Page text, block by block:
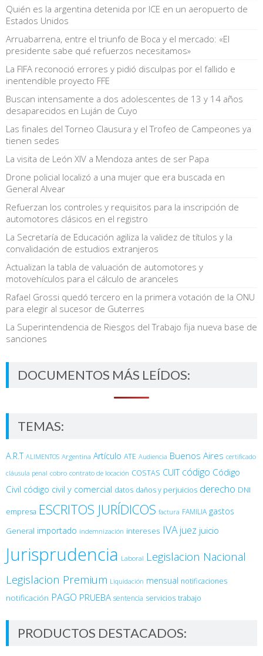
Quién es la argentina detenida por ICE en un aeropuerto de
Estados Unidos
Arruabarrena, entre el triunfo de Boca y el mercado: «El
presidente sabe qué refuerzos necesitamos»
La FIFA reconoció errores y pidió disculpas por el fallido e
inentendible proyecto FFE
Buscan intensamente a dos adolescentes de 13 y 14 años
desaparecidos en Luján de Cuyo
Las finales del Torneo Clausura y el Trofeo de Campeones ya
tienen sedes
La visita de León XIV a Mendoza antes de ser Papa
Drone policial localizó a una mujer que era buscada en
General Alvear
Refuerzan los controles y requisitos para la inscripción de
automotores clásicos en el registro
La Secretaría de Educación agiliza la validez de títulos y la
convalidación de estudios extranjeros
Actualizan la tabla de valuación de automotores y
motovehículos para el cálculo de aranceles
Rafael Grossi quedó tercero en la primera votación de la ONU
para elegir al sucesor de Guterres
La Superintendencia de Riesgos del Trabajo fija nueva base de
sanciones
DOCUMENTOS MÁS LEÍDOS:
TEMAS:
A.R.T ALIMENTOS Argentina Artículo ATE Audiencia Buenos Aires certificado
cláusula penal cobro contrato de locación COSTAS CUIT código Código
Civil código civil y comercial datos daños y perjuicios derecho DNI
empresa ESCRITOS JURÍDICOS factura FAMILIA gastos
General importado indemnización intereses IVA juez juicio
Jurisprudencia Laboral Legislacion Nacional
Legislacion Premium Liquidación mensual notificaciones
notificación PAGO PRUEBA sentencia servicios trabajo
PRODUCTOS DESTACADOS: